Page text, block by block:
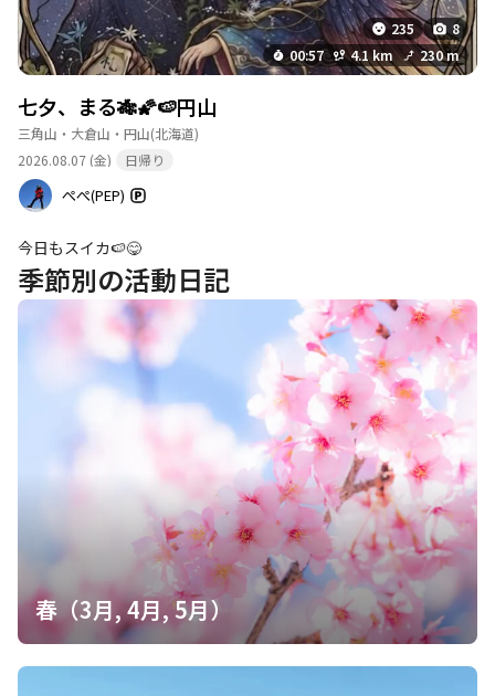
235
8
00:57
4.1 km 230 m
七夕、まる🎋🌠🍉円山
三角山・大倉山・円山(北海道)
2026.08.07 (金)
日帰り
ぺぺ(PEP)
今日もスイカ🍉😋
季節別の活動日記
春（3月, 4月, 5月）